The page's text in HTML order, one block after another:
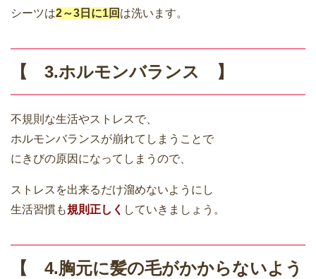
シーツは2～3日に1回 は洗います。
【 3.ホルモンバランス 】
不規則な生活やストレスで、
ホルモンバランスが崩れてしまうことで
にきびの原因になってしまうので、
ストレスを出来るだけ溜めないようにし
生活習慣も規則正しく していきましょう。
【 4.胸元に髪の毛がかからないよう